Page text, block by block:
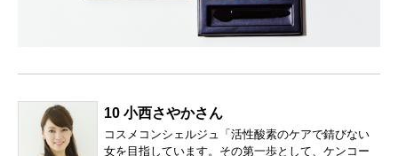
10 小西さやかさん
コスメコンシェルジュ「活性酸素のケアで錆びない
女を目指しています。その第一歩として、ケンコー